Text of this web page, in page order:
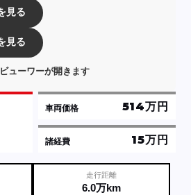
見る
見る
ューワーが開きます
諸経費 15万円
車両価格 514万円
走行距離
6.0万km